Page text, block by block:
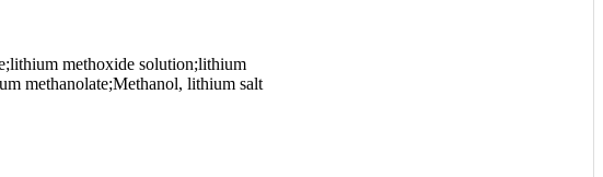
methoxide solution;lithium
methanolate;Methanol, lithium salt